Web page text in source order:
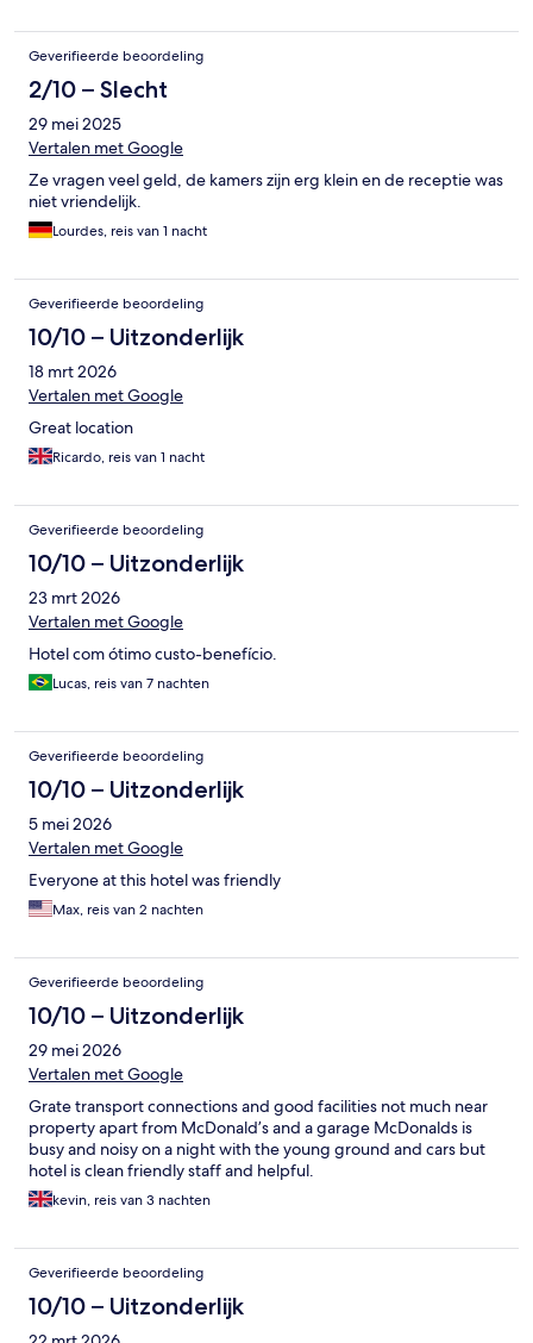
Geverifieerde beoordeling
2/10 – Slecht
29 mei 2025
Vertalen met Google
Ze vragen veel geld, de kamers zijn erg klein en de receptie was
niet vriendelijk.
Lourdes, reis van 1 nacht
Geverifieerde beoordeling
10/10 – Uitzonderlijk
18 mrt 2026
Vertalen met Google
Great location
Ricardo, reis van 1 nacht
Geverifieerde beoordeling
10/10 – Uitzonderlijk
23 mrt 2026
Vertalen met Google
Hotel com ótimo custo-benefício.
Lucas, reis van 7 nachten
Geverifieerde beoordeling
10/10 – Uitzonderlijk
5 mei 2026
Vertalen met Google
Everyone at this hotel was friendly
Max, reis van 2 nachten
Geverifieerde beoordeling
10/10 – Uitzonderlijk
29 mei 2026
Vertalen met Google
Grate transport connections and good facilities not much near
property apart from McDonald’s and a garage McDonalds is
busy and noisy on a night with the young ground and cars but
hotel is clean friendly staff and helpful.
kevin, reis van 3 nachten
Geverifieerde beoordeling
10/10 – Uitzonderlijk